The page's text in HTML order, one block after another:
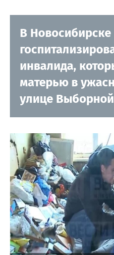
В Новосибирске
инвалида,
матерью в
улице